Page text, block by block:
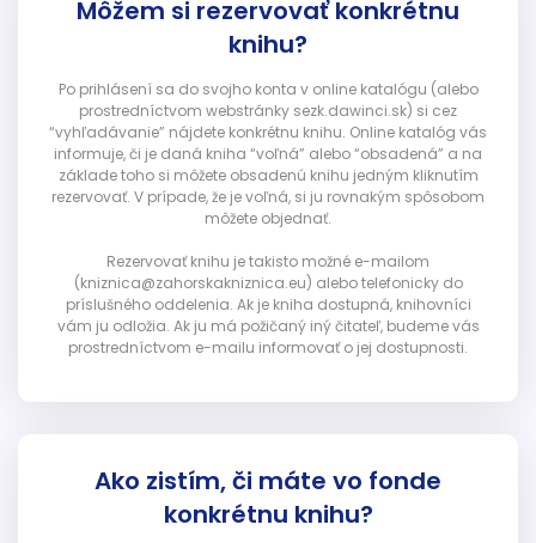
Môžem si rezervovať konkrétnu
knihu?
Po prihlásení sa do svojho konta v online katalógu (alebo
prostredníctvom webstránky sezk.dawinci.sk) si cez
“vyhľadávanie” nájdete konkrétnu knihu. Online katalóg vás
informuje, či je daná kniha “voľná” alebo “obsadená” a na
základe toho si môžete obsadenú knihu jedným kliknutím
rezervovať. V prípade, že je voľná, si ju rovnakým spôsobom
môžete objednať.
Rezervovať knihu je takisto možné e-mailom
(kniznica@zahorskakniznica.eu) alebo telefonicky do
príslušného oddelenia. Ak je kniha dostupná, knihovníci
vám ju odložia. Ak ju má požičaný iný čitateľ, budeme vás
prostredníctvom e-mailu informovať o jej dostupnosti.
Ako zistím, či máte vo fonde
konkrétnu knihu?